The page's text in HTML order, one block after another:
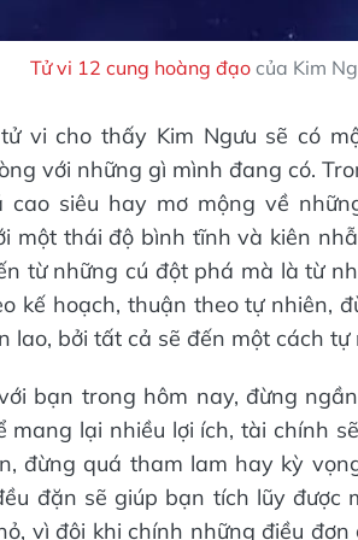
Tử vi 12 cung hoàng đạo của Kim
vi cho thấy Kim Ngưu sẽ có
với những gì mình đang có.
siêu hay mơ mộng về
một thái độ bình tĩnh và kiên
từ những cú đột phá mà là từ
kế hoạch, thuận theo tự nhiên,
lao, bởi tất cả sẽ đến một cách
bạn trong hôm nay, đừng
mang lại nhiều lợi ích, tài chính
đừng quá tham lam hay kỳ
đặn sẽ giúp bạn tích lũy được
vì đôi khi chính những điều